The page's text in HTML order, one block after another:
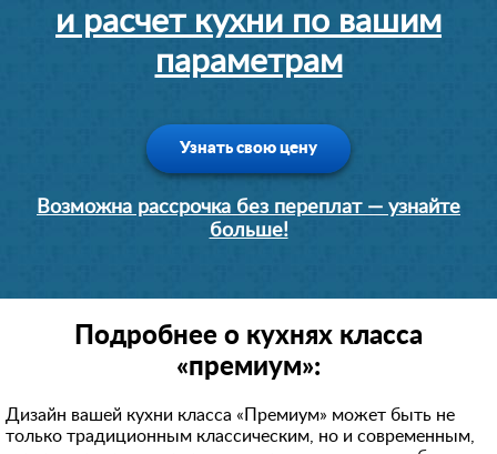
и расчет кухни по вашим
параметрам
Узнать свою цену
Возможна рассрочка без переплат — узнайте
больше!
Подробнее о кухнях класса
«премиум»:
Дизайн вашей кухни класса «Премиум» может быть не
только традиционным классическим, но и современным,